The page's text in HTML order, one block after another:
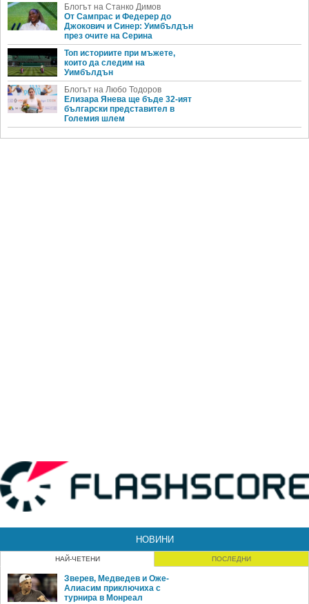
Блогът на Станко Димов
От Сампрас и Федерер до
Джокович и Синер: Уимбълдън
през очите на Серина
Топ историите при мъжете,
които да следим на
Уимбълдън
Блогът на Любо Тодоров
Елизара Янева ще бъде 32-ият
български представител в
Големия шлем
НОВИНИ
НАЙ-ЧЕТЕНИ ПОСЛЕДНИ
Зверев, Медведев и Оже-
Алиасим приключиха с
турнира в Монреал